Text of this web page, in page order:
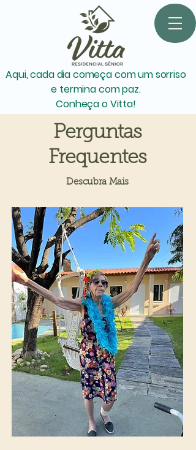
Aqui, cada dia começa com um sorriso
e termina com paz.
Conheça o Vitta!
Perguntas
Frequentes
Descubra Mais